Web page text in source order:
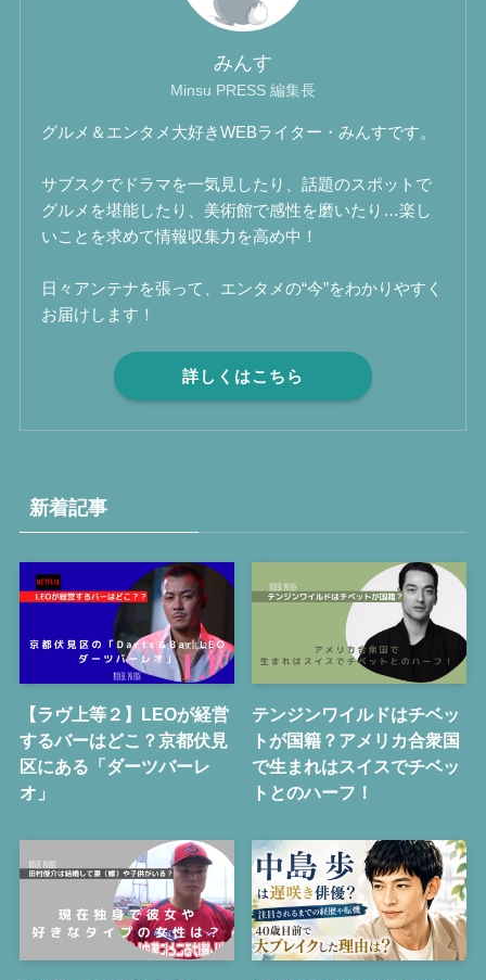
みんす
Minsu PRESS 編集長
グルメ＆エンタメ大好きWEBライター・みんすです。
サブスクでドラマを一気見したり、話題のスポットで
グルメを堪能したり、美術館で感性を磨いたり…楽し
いことを求めて情報収集力を高め中！
日々アンテナを張って、エンタメの“今”をわかりやすく
お届けします！
詳しくはこちら
新着記事
【ラヴ上等２】LEOが経営
するバーはどこ？京都伏見
区にある「ダーツバーレ
オ」
テンジンワイルドはチベッ
トが国籍？アメリカ合衆国
で生まれはスイスでチベッ
トとのハーフ！